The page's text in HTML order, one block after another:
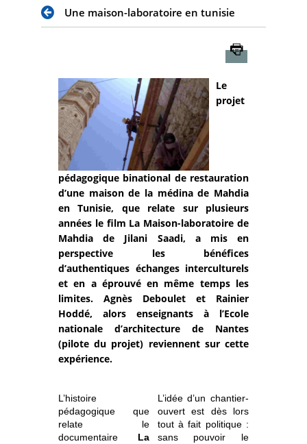
Une maison-laboratoire en tunisie
Le
projet
pédagogique binational de restauration
d’une maison de la médina de Mahdia
en Tunisie, que relate sur plusieurs
années le film La Maison-laboratoire de
Mahdia de Jilani Saadi, a mis en
perspective les bénéfices
d’authentiques échanges interculturels
et en a éprouvé en même temps les
limites. Agnès Deboulet et Rainier
Hoddé, alors enseignants à l’Ecole
nationale d’architecture de Nantes
(pilote du projet) reviennent sur cette
expérience.
L’histoire
pédagogique que
relate le
documentaire La
L’idée d’un chantier-
ouvert est dès lors
tout à fait politique :
sans pouvoir le